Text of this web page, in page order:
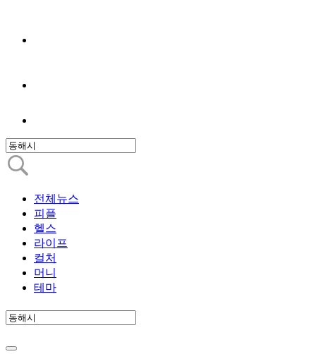
전체뉴스
피플
헬스
라이프
컬처
머니
테마